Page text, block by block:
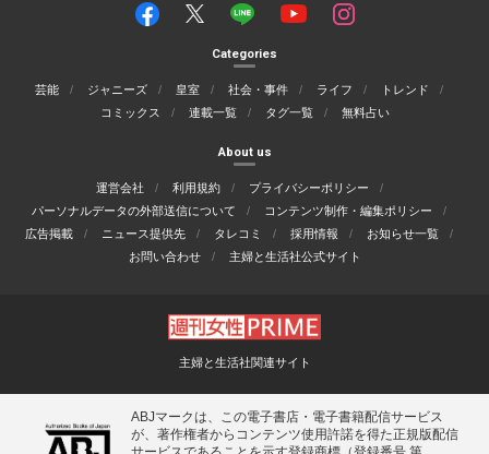
Categories
芸能 ジャニーズ 皇室 社会・事件 ライフ
トレンド
コミックス
連載一覧 タグ一覧 無料占い
About us
運営会社 利用規約
プライバシーポリシー
パーソナルデータの外部送信について
コンテンツ制作・編集ポリシー
広告掲載
ニュース提供先 タレコミ 採用情報
お知らせ一覧
お問い合わせ
主婦と生活社公式サイト
主婦と生活社関連サイト
ABJマークは、この電子書店・電子書籍配信サービス
が、著作権者からコンテンツ使用許諾を得た正規版配信